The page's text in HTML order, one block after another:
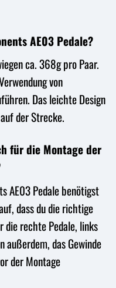
AE03 Pedale?
ca. 368g pro Paar.
von
Das leichte Design
der Strecke.
für die Montage der
AE03 Pedale benötigst
dass du die richtige
rechte Pedale, links
das Gewinde
der Montage